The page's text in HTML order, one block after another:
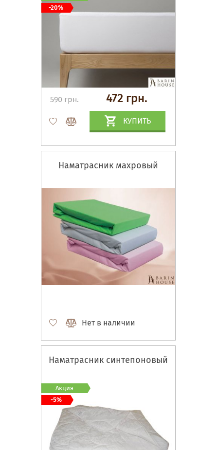
590 грн. 472 грн.
КУПИТЬ
-20%
Наматрасник махровый
Нет в наличии
Наматрасник синтепоновый
Акция
-5%